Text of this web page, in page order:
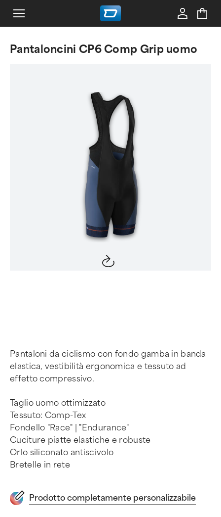
Pantaloncini CP6 Comp Grip uomo
Pantaloni da ciclismo con fondo gamba in banda
elastica, vestibilità ergonomica e tessuto ad
effetto compressivo.
Taglio uomo ottimizzato
Tessuto: Comp-Tex
Fondello "Race" | "Endurance"
Cuciture piatte elastiche e robuste
Orlo siliconato antiscivolo
Bretelle in rete
Prodotto completamente personalizzabile